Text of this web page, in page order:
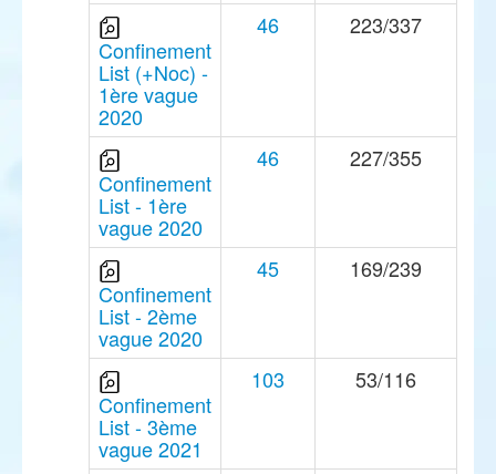
Confinement
List (+Noc) -
1ère vague
2020
46 223/337
Confinement
List - 1ère
vague 2020
46 227/355
Confinement
List - 2ème
vague 2020
45 169/239
Confinement
List - 3ème
vague 2021
103 53/116